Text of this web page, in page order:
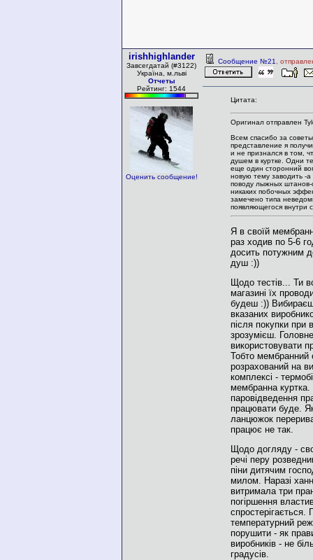
irishhighlander
Завсегдатай (#3122)
Україна, м.льві
Отчеты
Рейтинг: 1544
Оценить сообщение!
Сообщение №21 ,
Цитата:
Оригинал отправлен
Всем спасибо за
представление я
и не признался в том,
душем в куртке. Одни
еще один сторонний
новую тему заводить -а
поводу лыжных штанов-
никаких побочных
замечено типа
появляющегося внутри
Я в своїй
раз ходив по 5-6
досить потужним
душ :))
Щодо тестів... Ти
магазині їх
будеш :))
вказаних
після покупки при
зрозумієш. Головне
використовувати
Тобто мембранний
розрахований на
комплексі -
мембранна куртка.
паровідведення
працювати буде.
ланцюжок
працює не так.
Щодо догляду -
речі перу
піни дитячим
милом. Наразі
витримала три
погіршення
спростерігається.
температурний
порушити - як
виробників - не
градусів.